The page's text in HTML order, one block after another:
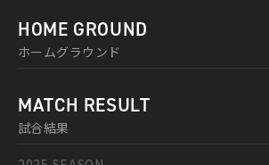
HOME GROUND
ホームグラウンド
MATCH RESULT
試合結果